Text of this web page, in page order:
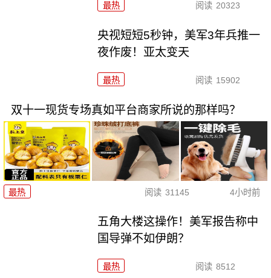
最热 阅读 20323
央视短短5秒钟，美军3年兵推一
夜作废！亚太变天
最热 阅读 15902
双十一现货专场真如平台商家所说的那样吗？
最热 阅读 31145 4小时前
五角大楼这操作！美军报告称中
国导弹不如伊朗？
最热 阅读 8512